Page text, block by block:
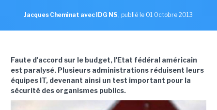
Jacques Cheminat avec IDG NS , publié le 01 Octobre 2013
Faute d'accord sur le budget, l'Etat fédéral américain
est paralysé. Plusieurs administrations réduisent leurs
équipes IT, devenant ainsi un test important pour la
sécurité des organismes publics.